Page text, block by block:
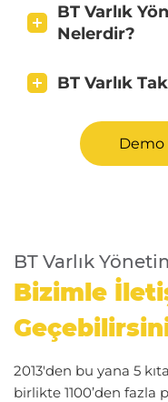
BT Varlık
Nelerdir?
BT Varlık
Demo
BT Varlık
Bizimle
2013'den bu yana 5
birlikte 1100’den fazla